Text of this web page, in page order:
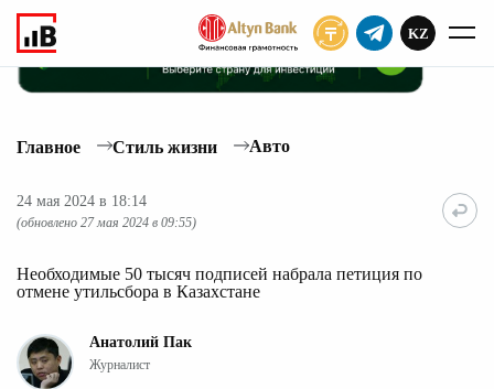
KZ
Главное Стиль жизни Авто
24 мая 2024 в 18:14
(обновлено 27 мая 2024 в 09:55)
Необходимые 50 тысяч подписей набрала петиция по
отмене утильсбора в Казахстане
Анатолий Пак
Журналист